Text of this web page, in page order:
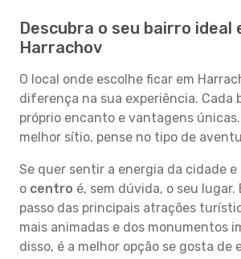
Descubra o seu bairro ideal
Harrachov
O local onde escolhe ficar em
diferença na sua experiência. Cada
próprio encanto e vantagens
melhor sítio, pense no tipo de
Se quer sentir a energia da cidade
o centro é, sem dúvida, o seu lugar.
passo das principais atrações
mais animadas e dos monumentos
disso, é a melhor opção se gosta de